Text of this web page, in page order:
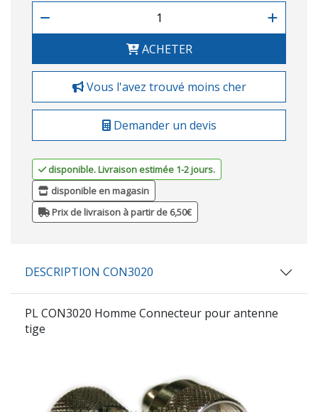
ACHETER
Vous l'avez trouvé moins cher
Demander un devis
disponible. Livraison estimée 1-2 jours.
disponible en magasin
Prix de livraison à partir de 6,50€
DESCRIPTION CON3020
PL CON3020 Homme Connecteur pour antenne
tige